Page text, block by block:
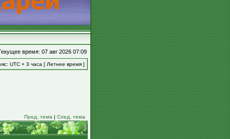
время: 07 авг 2026 07:09
UTC + 3 часа [ Летнее время ]
Пред. тема | След. тема